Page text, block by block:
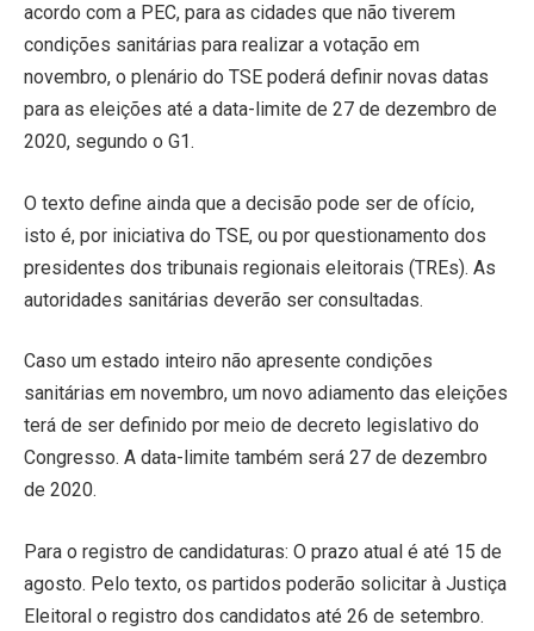
acordo com a PEC, para as cidades que não tiverem
condições sanitárias para realizar a votação em
novembro, o plenário do TSE poderá definir novas datas
para as eleições até a data-limite de 27 de dezembro de
2020, segundo o G1.
O texto define ainda que a decisão pode ser de ofício,
isto é, por iniciativa do TSE, ou por questionamento dos
presidentes dos tribunais regionais eleitorais (TREs). As
autoridades sanitárias deverão ser consultadas.
Caso um estado inteiro não apresente condições
sanitárias em novembro, um novo adiamento das eleições
terá de ser definido por meio de decreto legislativo do
Congresso. A data-limite também será 27 de dezembro
de 2020.
Para o registro de candidaturas: O prazo atual é até 15 de
agosto. Pelo texto, os partidos poderão solicitar à Justiça
Eleitoral o registro dos candidatos até 26 de setembro.